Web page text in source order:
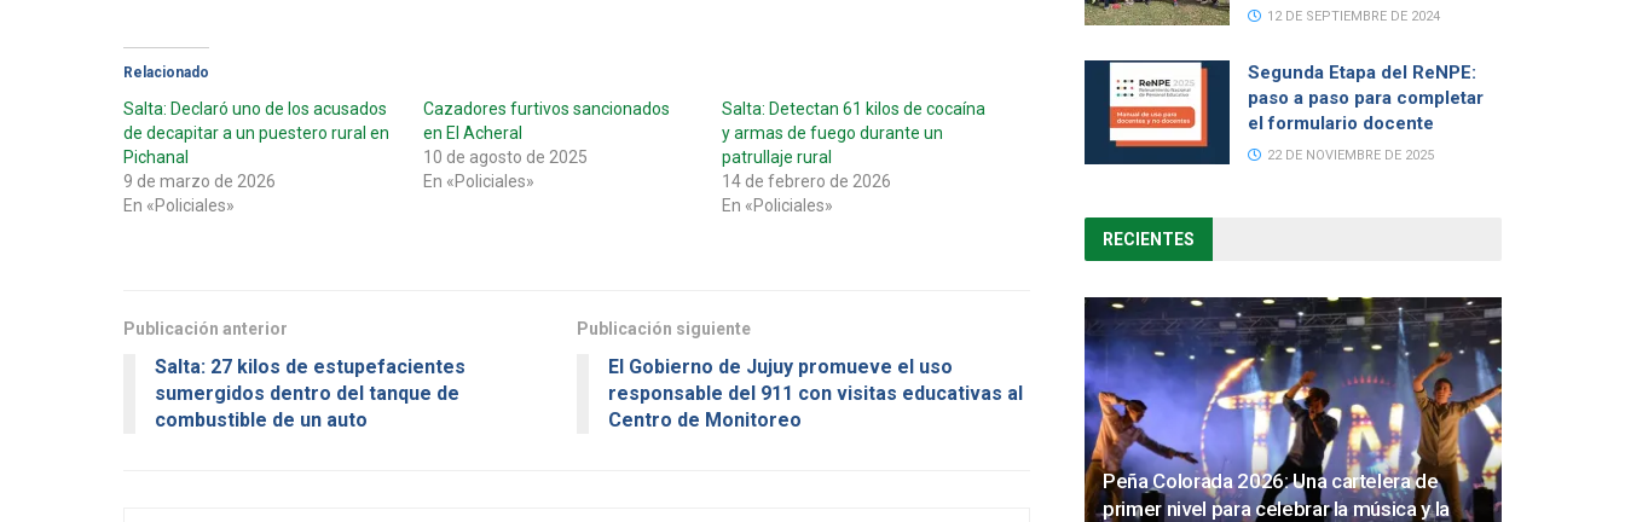
Relacionado
Salta: Declaró uno de los acusados
de decapitar a un puestero rural en
Pichanal
9 de marzo de 2026
En «Policiales»
Cazadores furtivos sancionados
en El Acheral
10 de agosto de 2025
En «Policiales»
Salta: Detectan 61 kilos de cocaína
y armas de fuego durante un
patrullaje rural
14 de febrero de 2026
En «Policiales»
Publicación anterior
Salta: 27 kilos de estupefacientes
sumergidos dentro del tanque de
combustible de un auto
Publicación siguiente
El Gobierno de Jujuy promueve el uso
responsable del 911 con visitas educativas al
Centro de Monitoreo
12 DE SEPTIEMBRE DE 2024
Segunda Etapa del ReNPE:
paso a paso para completar
el formulario docente
22 DE NOVIEMBRE DE 2025
RECIENTES
Peña Colorada 2026: Una cartelera de
primer nivel para celebrar la música y la